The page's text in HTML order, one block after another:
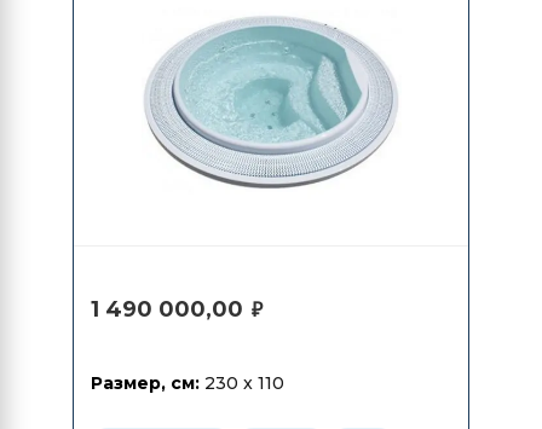
1 490 000,00 ₽
Размер, см: 230 x 110